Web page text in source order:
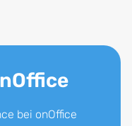
bei onOffice